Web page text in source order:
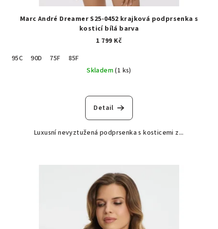
Marc André Dreamer S25-0452 krajková podprsenka s
kosticí bílá barva
1 799 Kč
95C
90D 75F
85F
Skladem(1 ks)
Detail
Luxusní nevyztužená podprsenka s kosticemi z...